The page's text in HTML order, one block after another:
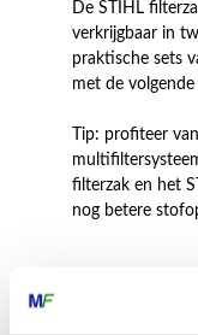
De STIHL
verkrijgbaar in
praktische sets
met de volgende
Tip: profiteer
filterzak en het
nog betere